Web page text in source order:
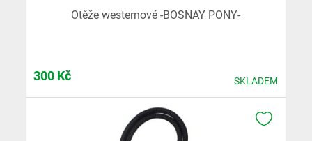
Otěže westernové -BOSNAY PONY-
300 Kč SKLADEM